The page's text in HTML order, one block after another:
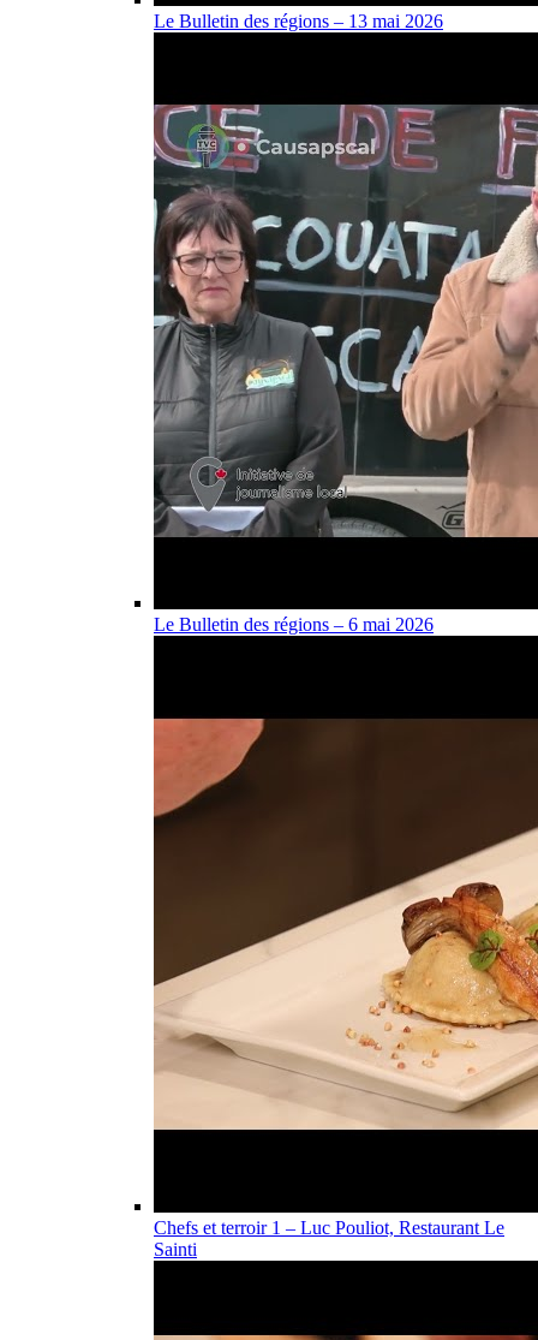
Le Bulletin des régions – 13 mai 2026
Le Bulletin des régions – 6 mai 2026
Chefs et terroir 1 – Luc Pouliot, Restaurant Le
Sainti